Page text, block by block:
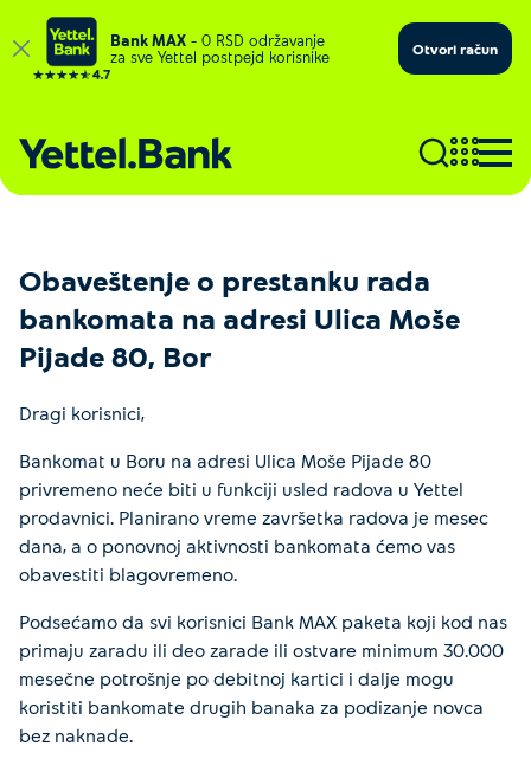
Bank MAX – 0 RSD održavanje
za sve Yettel postpejd korisnike
Otvori račun
Obaveštenje o prestanku rada
bankomata na adresi Ulica Moše
Pijade 80, Bor
Dragi korisnici,
Bankomat u Boru na adresi Ulica Moše Pijade 80
privremeno neće biti u funkciji usled radova u Yettel
prodavnici. Planirano vreme završetka radova je mesec
dana, a o ponovnoj aktivnosti bankomata ćemo vas
obavestiti blagovremeno.
Podsećamo da svi korisnici Bank MAX paketa koji kod nas
primaju zaradu ili deo zarade ili ostvare minimum 30.000
mesečne potrošnje po debitnoj kartici i dalje mogu
koristiti bankomate drugih banaka za podizanje novca
bez naknade.